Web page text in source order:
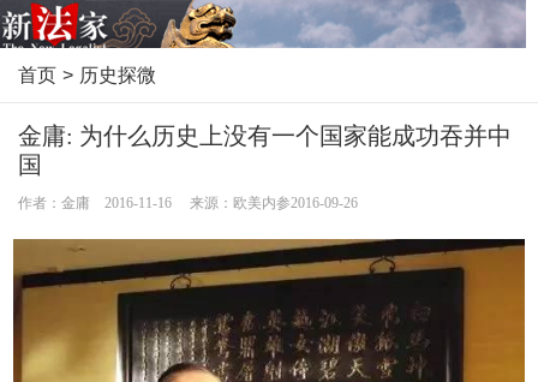
首页 > 历史探微
金庸: 为什么历史上没有一个国家能成功吞并中
国
作者：金庸 2016-11-16 来源：欧美内参2016-09-26